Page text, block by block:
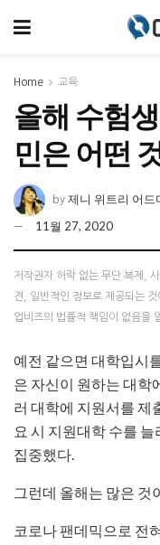
Home 교육
올해 수험
민은 어떤
by 제니 위트리 어드
11월 27, 2020
저작권자 허락 없는 무단 복제,
견, 일반적인 정보로 제공되는
업비즈의 법률적 책임이 없음을
예전 같으면 대학입시
은 자신이 원하는 대학
러 대학에 지원서를 제
요 시 지원대학 수를
집중했다.
그런데 올해는 많은 것
코로나 팬데믹으로 전